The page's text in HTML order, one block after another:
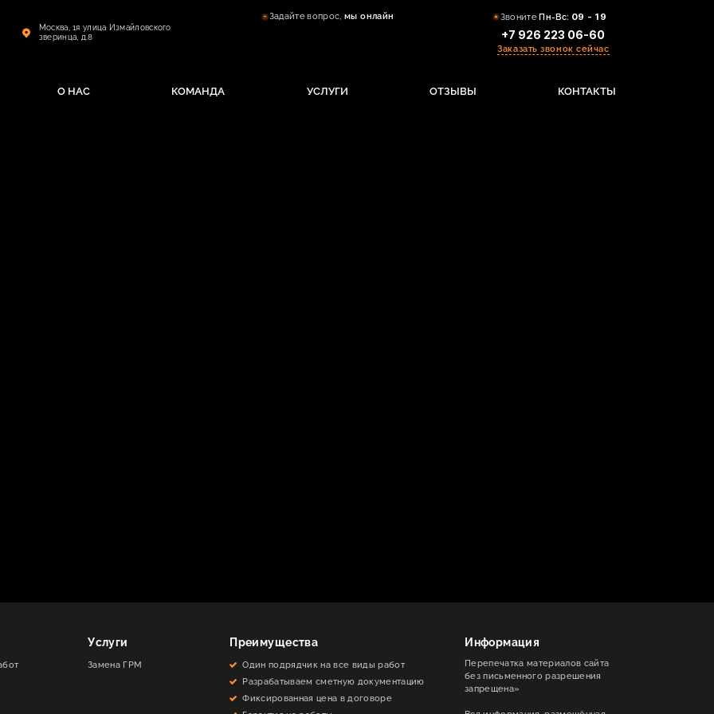
Москва, 1я улица Измайловского
зверинца, д.8
Задайте вопрос,мы онлайн ЗвонитеПн-Вс: 09 - 19
+7 926 223 06-60
Заказать звонок сейчас
О НАС КОМАНДА УСЛУГИ ОТЗЫВЫ КОНТАКТЫ
Услуги
Замена ГРМ
Преимущества
Один подрядчик на все виды работ
Разрабатываем сметную документацию
Фиксированная цена в договоре
Информация
Перепечатка материалов сайта
без письменного разрешения
запрещена»